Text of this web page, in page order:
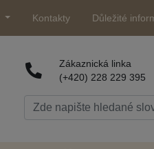
Kontakty Důležité
Zákaznická linka
(+420) 228 229 395